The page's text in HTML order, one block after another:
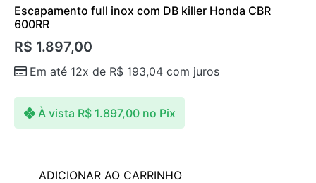
Escapamento full inox com DB killer Honda CBR
600RR
R$ 1.897,00
Em até 12x de R$ 193,04 com juros
À vista R$1.897,00 no Pix
ADICIONAR AO CARRINHO